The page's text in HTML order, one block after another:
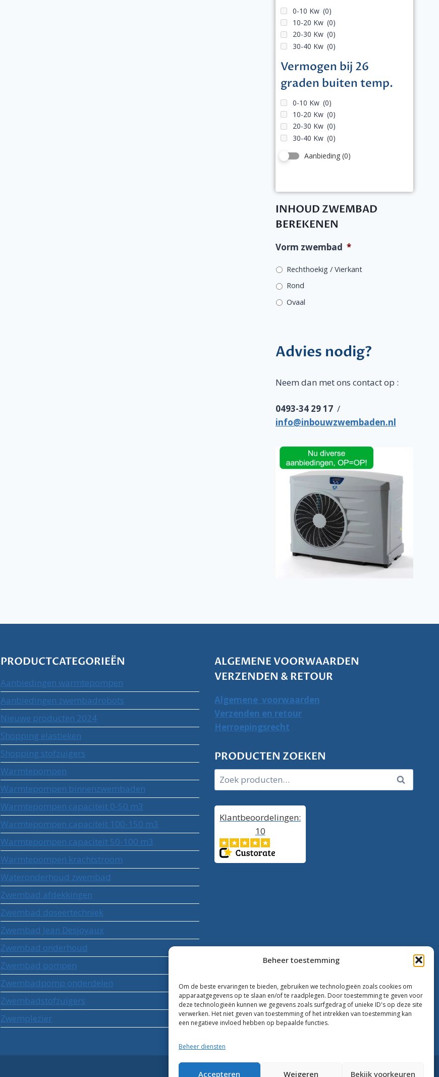
Beheer toestemming
Om de beste ervaringen te bieden, gebruiken we technologieën zoals cookies om
apparaatgegevens op te slaan en/of te raadplegen. Door toestemming te geven voor
deze technologieën kunnen we gegevens zoals surfgedrag of unieke ID's op deze site
verwerken. Het niet geven van toestemming of het intrekken van toestemming kan
een negatieve invloed hebben op bepaalde functies.
Beheer diensten
Accepteren Weigeren Bekijk voorkeuren
0-10 Kw (0)
10-20 Kw (0)
20-30 Kw (0)
30-40 Kw (0)
Vermogen bij 26
graden buiten temp.
0-10 Kw (0)
10-20 Kw (0)
20-30 Kw (0)
30-40 Kw (0)
Aanbieding (0)
INHOUD ZWEMBAD
BEREKENEN
Vorm zwembad *
Rechthoekig / Vierkant
Rond
Ovaal
Advies nodig?
Neem dan met ons contact op :
0493-34 29 17/
info@inbouwzwembaden.nl
PRODUCTCATEGORIEËN
Aanbiedingen warmtepompen
Aanbiedingen zwembadrobots
Nieuwe producten 2024
Shopping elastieken
Shopping stofzuigers
Warmtepompen
Warmtepompen binnenzwembaden
Warmtepompen capaciteit 0-50 m3
Warmtepompen capaciteit 100-150 m3
Warmtepompen capaciteit 50-100 m3
Warmtepompen krachtstroom
Wateronderhoud zwembad
Zwembad afdekkingen
Zwembad doseertechniek
Zwembad Jean Desjoyaux
Zwembad onderhoud
Zwembad pompen
Zwembadpomp onderdelen
Zwembadstofzuigers
Zwemplezier
ALGEMENE VOORWAARDEN
VERZENDEN & RETOUR
Algemene voorwaarden
Verzenden en retour
Herroepingsrecht
PRODUCTEN ZOEKEN
Zoeken
naar:
Zoeken
Klantbeoordelingen:
10